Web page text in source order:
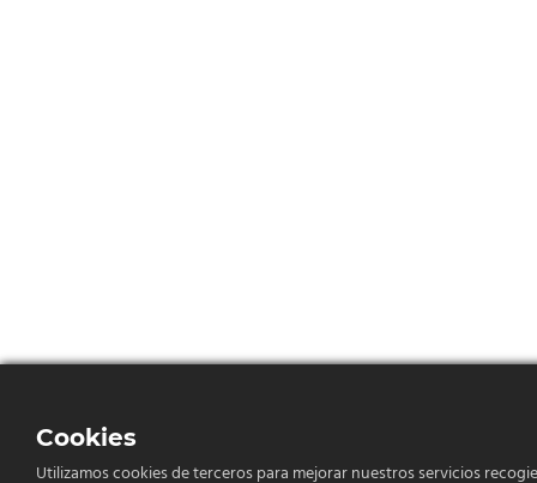
Cookies
Utilizamos cookies de terceros para mejorar nuestros servicios